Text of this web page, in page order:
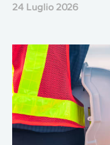
24 Luglio 2026